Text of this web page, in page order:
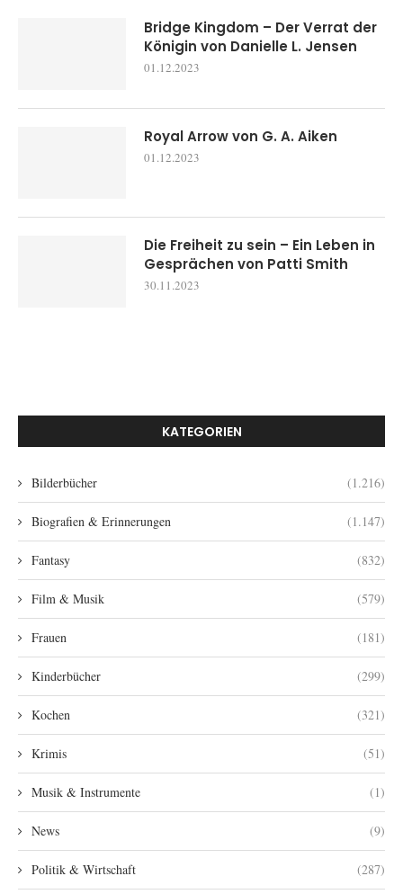
Bridge Kingdom – Der Verrat der
Königin von Danielle L. Jensen
01.12.2023
Royal Arrow von G. A. Aiken
01.12.2023
Die Freiheit zu sein – Ein Leben in
Gesprächen von Patti Smith
30.11.2023
KATEGORIEN
Bilderbücher (1.216)
Biografien & Erinnerungen (1.147)
Fantasy (832)
Film & Musik (579)
Frauen (181)
Kinderbücher (299)
Kochen (321)
Krimis (51)
Musik & Instrumente (1)
News (9)
Politik & Wirtschaft (287)